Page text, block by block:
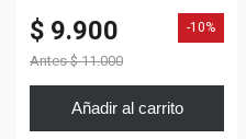
$ 9.900
Antes $ 11.000
-10%
Añadir al carrito